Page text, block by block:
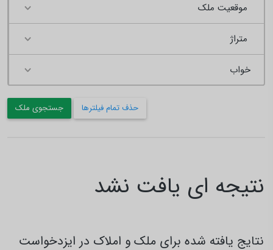
موقعیت ملک
متراژ
جستجوی ملک حذف تمام فیلترها
نتیجه ای یافت نشد
نتایج یافته شده برای ملک و املاک در ایزدخواست